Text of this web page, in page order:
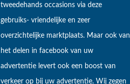
tweedehands occasions via deze
gebruiks- vriendelijke en zeer
overzichtelijke marktplaats. Maar ook van
het delen in facebook van uw
advertentie levert ook een boost van
verkeer op bij uw advertentie. Wij zegen